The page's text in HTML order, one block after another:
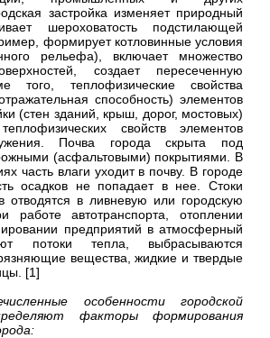
застройка изменяет природный
шероховатость подстилающей
формирует котловинные условия
рельефа), включает множество
создает пересеченную
того, теплофизические свойства
способность) элементов
(стен зданий, крыш, дорог, мостовых)
свойств элементов
Почва города скрыта под
(асфальтовыми) покрытиями. В
часть влаги уходит в почву. В городе
осадков не попадает в нее. Стоки
отводятся в ливневую или городскую
работе автотранспорта, отоплении
предприятий в атмосферный
потоки тепла, выбрасываются
вещества, жидкие и твердые
[1]
особенности городской
факторы формирования